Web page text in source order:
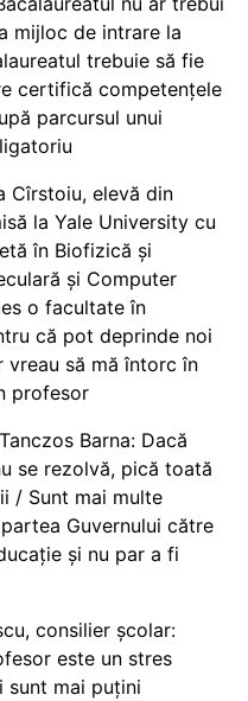
mijloc de intrare la
trebuie să fie
certifică competențele
parcursul unui
Cîrstoiu, elevă din
la Yale University cu
în Biofizică și
și Computer
o facultate în
că pot deprinde noi
vreau să mă întorc în
profesor
Barna: Dacă
se rezolvă, pică toată
/ Sunt mai multe
Guvernului către
și nu par a fi
consilier școlar:
este un stres
sunt mai puțini